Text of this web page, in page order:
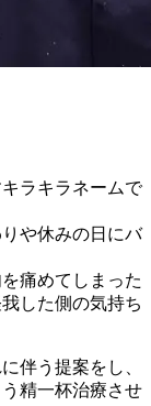
ラキラネームで
や休みの日にバ
痛めてしまった
した側の気持ち
伴う提案をし、
精一杯治療させ